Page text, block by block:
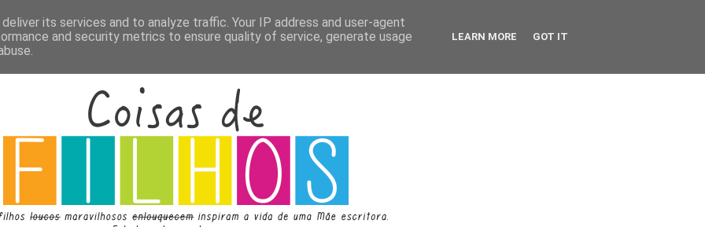
its services and to analyze traffic. Your IP address and user-agent
and security metrics to ensure quality of service, generate usage
LEARN MORE GOT IT